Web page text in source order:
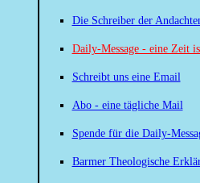
Die Schreiber der
Daily-Message - eine Zeit
Schreibt uns eine Email
Abo - eine tägliche Mail
Spende für die Daily-
Barmer Theologische